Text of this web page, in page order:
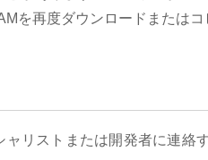
を再度ダウンロードまたはコ
ャリストまたは開発者に連絡